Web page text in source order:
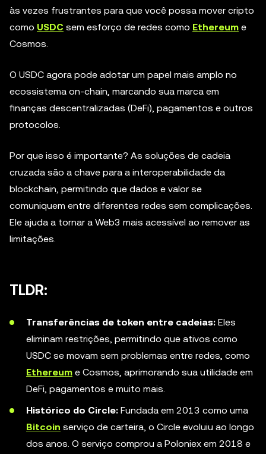
às vezes frustrantes para que você possa mover cripto
como USDC sem esforço de redes como Ethereum e
Cosmos.
O USDC agora pode adotar um papel mais amplo no
ecossistema on-chain, marcando sua marca em
finanças descentralizadas (DeFi), pagamentos e outros
protocolos.
Por que isso é importante? As soluções de cadeia
cruzada são a chave para a interoperabilidade da
blockchain, permitindo que dados e valor se
comuniquem entre diferentes redes sem complicações.
Ele ajuda a tornar a Web3 mais acessível ao remover as
limitações.
TLDR:
Transferências de token entre cadeias: Eles
eliminam restrições, permitindo que ativos como
USDC se movam sem problemas entre redes, como
Ethereum e Cosmos, aprimorando sua utilidade em
DeFi, pagamentos e muito mais.
Histórico do Circle: Fundada em 2013 como uma
Bitcoin serviço de carteira, o Circle evoluiu ao longo
dos anos. O serviço comprou a Poloniex em 2018 e